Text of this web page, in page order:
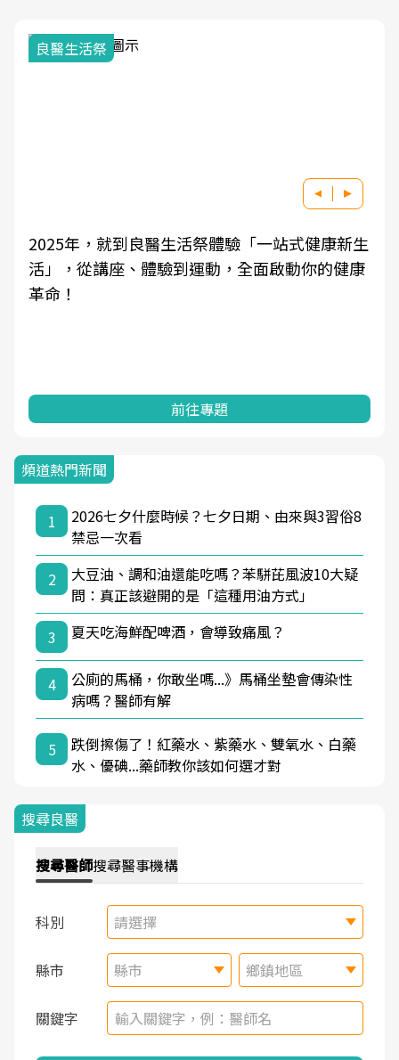
良醫生活祭
2025年，就到良醫生活祭體驗「一站式健康新生
活」，從講座、體驗到運動，全面啟動你的健康
革命！
前往專題
頻道熱門新聞
1
2026七夕什麼時候？七夕日期、由來與3習俗8
禁忌一次看
2
大豆油、調和油還能吃嗎？苯駢芘風波10大疑
問：真正該避開的是「這種用油方式」
3
夏天吃海鮮配啤酒，會導致痛風？
4
公廁的馬桶，你敢坐嗎...》馬桶坐墊會傳染性
病嗎？醫師有解
5
跌倒擦傷了！紅藥水、紫藥水、雙氧水、白藥
水、優碘...藥師教你該如何選才對
搜尋良醫
搜尋醫師搜尋醫事機構
科別 請選擇
縣市 縣市 鄉鎮地區
關鍵字